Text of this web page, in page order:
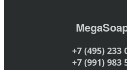
+7 (495) 233
+7 (991) 983